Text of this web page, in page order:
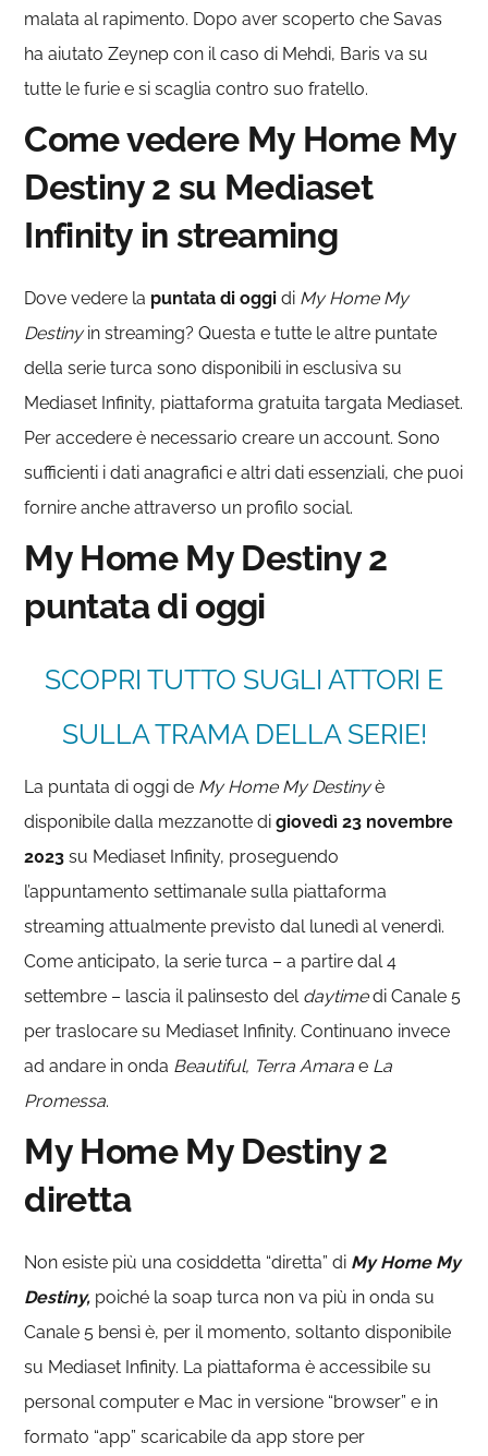
malata al rapimento. Dopo aver scoperto che Savas
ha aiutato Zeynep con il caso di Mehdi, Baris va su
tutte le furie e si scaglia contro suo fratello.
Come vedere My Home My
Destiny 2 su Mediaset
Infinity in streaming
Dove vedere la puntata di oggi di My Home My
Destinyin streaming? Questa e tutte le altre puntate
della serie turca sono disponibili in esclusiva su
Mediaset Infinity, piattaforma gratuita targata Mediaset.
Per accedere è necessario creare un account. Sono
sufficienti i dati anagrafici e altri dati essenziali, che puoi
fornire anche attraverso un profilo social.
My Home My Destiny 2
puntata di oggi
SCOPRI TUTTO SUGLI ATTORI E
SULLA TRAMA DELLA SERIE!
La puntata di oggi de My Home My Destinyè
disponibile dalla mezzanotte di giovedì 23 novembre
2023 su Mediaset Infinity, proseguendo
l’appuntamento settimanale sulla piattaforma
streaming attualmente previsto dal lunedì al venerdì.
Come anticipato, la serie turca – a partire dal 4
settembre – lascia il palinsesto del daytimedi Canale 5
per traslocare su Mediaset Infinity. Continuano invece
ad andare in onda Beautiful, Terra Amara e La
Promessa.
My Home My Destiny 2
diretta
Non esiste più una cosiddetta “diretta” di My Home My
Destiny, poiché la soap turca non va più in onda su
Canale 5 bensì è, per il momento, soltanto disponibile
su Mediaset Infinity. La piattaforma è accessibile su
personal computer e Mac in versione “browser” e in
formato “app” scaricabile da app store per